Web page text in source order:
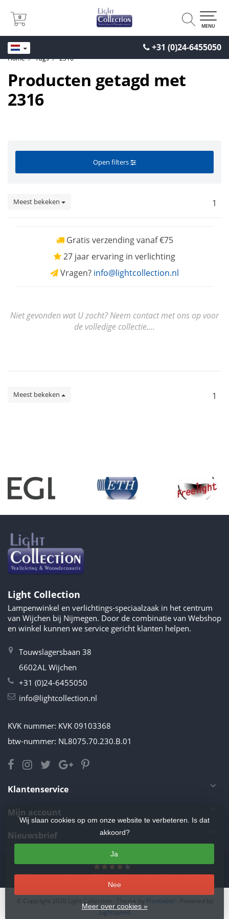
+31 (0)24-6455050
0
0
MENU
Home Tags 2316
Producten getagd met
2316
Open filters
Meest bekeken 1
Gratis verzending vanaf €75
27 jaar ervaring in verlichting
Vragen? info@lightcollection.nl
Niet gevonden wat U zocht? Neem contact met ons op voor
de volledige collectie....
Meest bekeken 1
Light Collection
Lampenwinkel en verlichtings-speciaalzaak in het centrum
van Wijchen bij Nijmegen. Door de combinatie van Webshop
en winkel kunnen we service gericht klanten helpen.
Touwslagersbaan 38
6602AL Wijchen
+31 (0)24-6455050
info@lightcollection.nl
KVK nummer: KVK 09103368
btw-nummer: NL8075.70.230.B.01
Klantenservice
Mijn account
Nieuwsbrief
4.5/5sterren op basis van11beoordelingen.Lees 11 beoordelingen
Wij slaan cookies op om onze website te verbeteren. Is dat
akkoord?
Ja
Nee
Meer over cookies »
© Copyright 2026 Light Collection - Theme by Frontlabel - Powered by
Lightspeed